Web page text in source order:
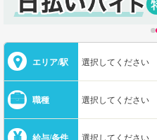
エリア/駅 選択してください
職種 選択してください
給与/条件 選択してください